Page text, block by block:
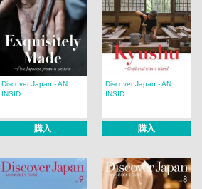
Discover Japan - AN
INSID...
購入
Discover Japan - AN
INSID...
購入